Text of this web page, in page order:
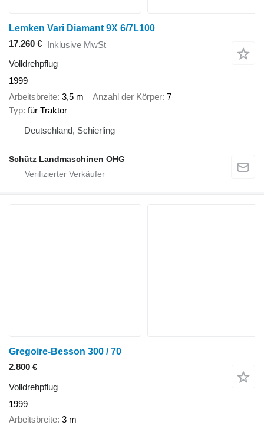
Lemken Vari Diamant 9X 6/7L100
17.260 € Inklusive MwSt
Volldrehpflug
1999
Arbeitsbreite 3,5 m Anzahl der Körper 7
Typ für Traktor
Deutschland, Schierling
Schütz Landmaschinen OHG
Gregoire-Besson 300 / 70
2.800 €
Volldrehpflug
1999
Arbeitsbreite 3 m